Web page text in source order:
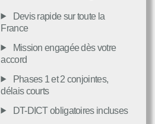
Moyen
Passable
Devis rapide sur toute la
France
Mission engagée dès votre
accord
Phases 1 et 2 conjointes,
délais courts
DT-DICT obligatoires incluses